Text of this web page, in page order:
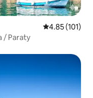
औसत रेटिंग 5 में से
4.85 (101)
/ Paraty